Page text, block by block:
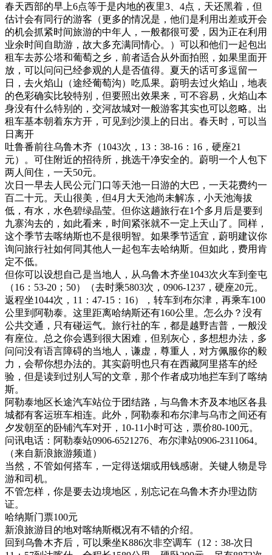
春天西部的早上6点等于是内地的夜里3、4点，天还黑着，但
估计会有同行的游客（更多的情况是，他们是利用出差或开会
的机会抓紧时间旅游的中年人，一般都很可爱，因为正在利用
业余时间自助游，故大多充满同情心。）可以和他们一起包出
租车去苏公塔和葡萄之乡，前者适合从外面拍照，如果里面开
放，可以问问已经参观的人是否值得。夏天的话可多逗留一
日，去火焰山（途经葡萄沟）吃瓜果。蔚明去过火焰山，地表
的色彩确实比较特别，但要照出效果来，可不容易，火焰山本
身没有什么特别的，交河故城对一般游客其实也可以忽略。出
租车基本朝着东方开，可见到沙漠上的日出。春天时，可以当
日离开
吐鲁番前往乌鲁木齐（1043次，13：38-16：16，硬座21
元）。可住附近的招待所，挑选干净安全的。蔚明一个人包下
两人间住，一天50元。
次日一早去人民公元门口等天池一日游的大巴，一天花费约一
百二十元。天山很美，但4月大天池尚未解冻，小天池海拔
低，有水，水色碧绿晶莹。但你这趟旅行在1个多月后是要到
九寨沟去的，如此看来，时间紧张就不一定上天山了。同样，
这个季节去喀纳斯也不是很明智。如果季节适宜，蔚明建议你
询问旅行社如何同其他人一起包车去哈纳斯。但如此，费用肯
定不低。
但你可以设想自己是当地人，从乌鲁木齐坐1043次火车到奎屯
（16：53-20；50）（去时乘5803次，0906-1237，硬座20元。
返程坐1044次，11：47-15：16），转车到布尔津，再乘车100
公里到阿勒泰。这里距离哈纳斯还有160公里。怎么办？没有
公共交通，只有碰运气。旅行社的车，都是越野吉普，一般没
有座位。总之你会遇到很大困难，但别灰心，多想想办法，多
问问没有语言障碍的当地人，谦虚，尊重人，对方佩服你的毅
力，会帮你想办法的。其实蔚明也只有在西藏阿里搭车的经
验，但是读到过别人写的文章，那个作者成功地拦车到了喀纳
斯。
阿勒泰地区长途汽车站位于团结路，与乌鲁木齐及本地区各县
城都有客运班车相连。此外，阿勒泰和布尔津与乌市之间还有
夕发朝至的卧铺汽车对开，10-11小时可达，票价80-100元。
问讯电话：阿勒泰站0906-6521276、布尔津站0906-2311064。
（来自新浪旅游频道）
当然，不管如何搭车，一定得送烟或用钱感谢。关键人物是导
游和司机。
不管怎样，你是要去边境地区，别忘记在乌鲁木齐办理边防
证。
哈纳斯门票100元
新浪旅游目的地对喀纳斯概况有不错的介绍。
回到乌鲁木齐后，可以乘坐K886次非空调车（12：38-次日